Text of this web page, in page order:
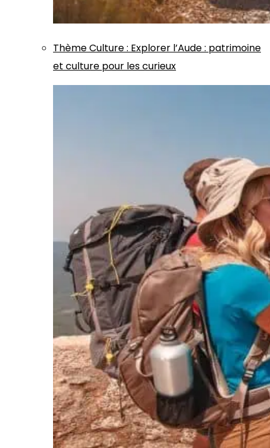
ThèmeCulture: Explorer l’Aude : patrimoine
et culture pour les curieux